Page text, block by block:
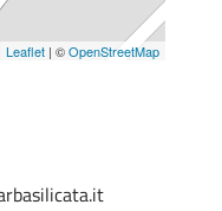
Leaflet | ©OpenStreetMap